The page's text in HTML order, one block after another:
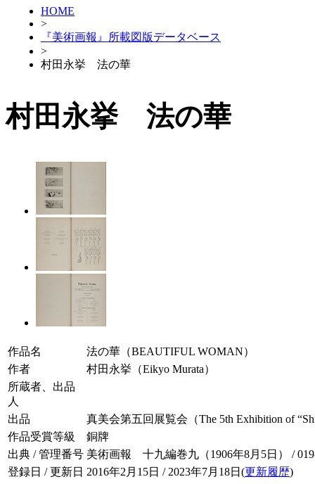
HOME
>
『美術画報』所載図版データベース
>
村田永挙 法の華
村田永挙 法の華
作品名
法の華（BEAUTIFUL WOMAN）
作者
村田永挙（Eikyo Murata）
所蔵者、出品
人
出品
真美会第五回展覧会（The 5th Exhibition of
作品受賞等級
銅牌
出典 / 管理番号 美術画報 十九編巻九（1906年8月5日） /
登録日 / 更新日 2016年2月15日 / 2023年7月18日(更新履歴)